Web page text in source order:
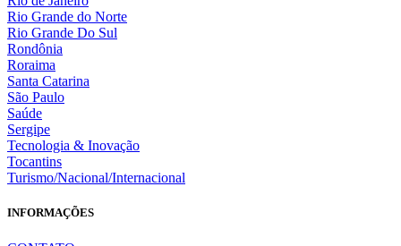
Rio Grande do Norte
Rio Grande Do Sul
Rondônia
Roraima
Santa Catarina
São Paulo
Saúde
Sergipe
Tecnologia & Inovação
Tocantins
Turismo/Nacional/Internacional
INFORMAÇÕES